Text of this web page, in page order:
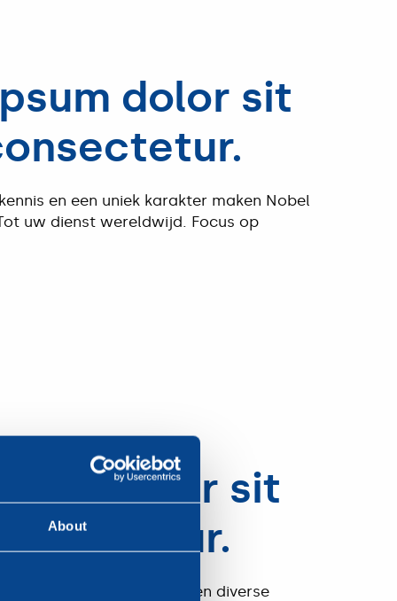
About
dolor sit
en een uniek karakter maken Nobel
uw dienst wereldwijd. Focus op
dolor sit
en Mobilservice 39 voeren diverse